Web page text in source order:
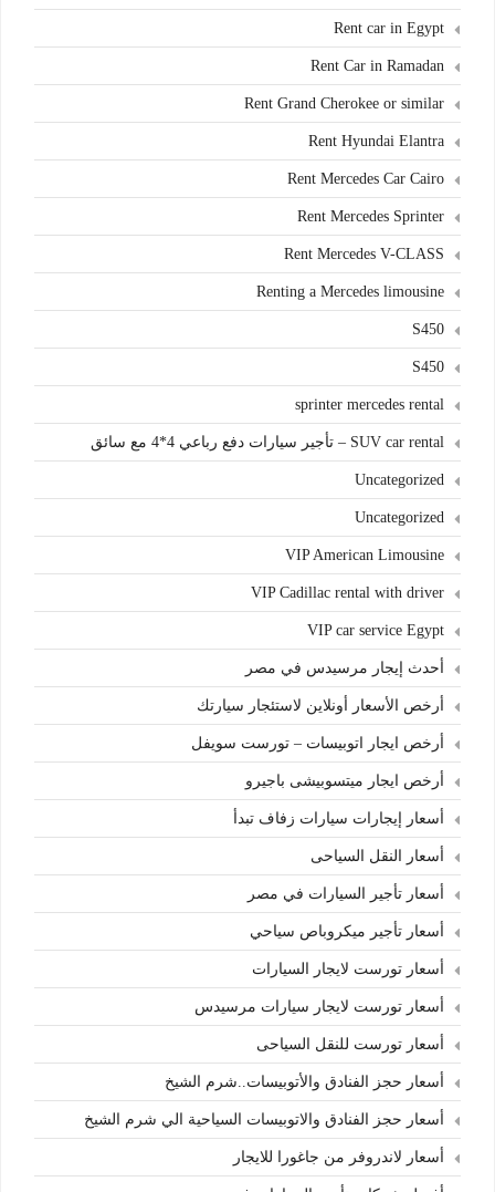
Rent car in Egypt
Rent Car in Ramadan
Rent Grand Cherokee or similar
Rent Hyundai Elantra
Rent Mercedes Car Cairo
Rent Mercedes Sprinter
Rent Mercedes V-CLASS
Renting a Mercedes limousine
S450
S450
sprinter mercedes rental
SUV car rental – تأجير سيارات دفع رباعي 4*4 مع سائق
Uncategorized
Uncategorized
VIP American Limousine
VIP Cadillac rental with driver
VIP car service Egypt
أحدث إيجار مرسيدس في مصر
أرخص الأسعار أونلاين لاستئجار سيارتك
أرخص ايجار اتوبيسات – تورست سويفل
أرخص ايجار ميتسوبيشى باجيرو
أسعار إيجارات سيارات زفاف تبدأ
أسعار النقل السياحى
أسعار تأجير السيارات في مصر
أسعار تأجير ميكروباص سياحي
أسعار تورست لايجار السيارات
أسعار تورست لايجار سيارات مرسيدس
أسعار تورست للنقل السياحى
أسعار حجز الفنادق والأتوبيسات..شرم الشيخ
أسعار حجز الفنادق والاتوبيسات السياحية الي شرم الشيخ
أسعار لاندروفر من جاغورا للايجار